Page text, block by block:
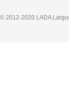
© 2012-2020 LADA